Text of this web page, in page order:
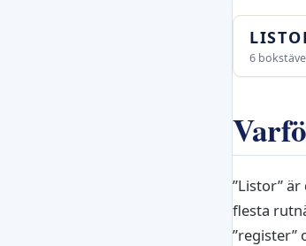
6
”Listor”
flesta
”register”